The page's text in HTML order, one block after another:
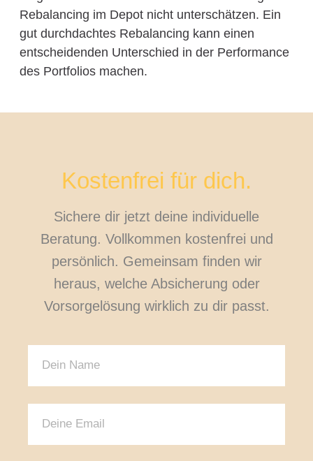
Rebalancing im Depot nicht unterschätzen. Ein
gut durchdachtes Rebalancing kann einen
entscheidenden Unterschied in der Performance
des Portfolios machen.
Kostenfrei für dich.
Sichere dir jetzt deine individuelle
Beratung. Vollkommen kostenfrei und
persönlich. Gemeinsam finden wir
heraus, welche Absicherung oder
Vorsorgelösung wirklich zu dir passt.